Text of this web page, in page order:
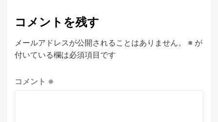
コメントを残す
メールアドレスが公開されることはありません。 ※ が
付いている欄は必須項目です
コメント ※